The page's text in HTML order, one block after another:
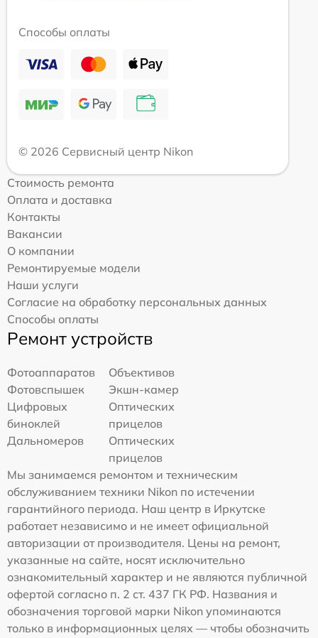
Способы оплаты
© 2026 Сервисный центр Nikon
Стоимость ремонта
Оплата и доставка
Контакты
Вакансии
О компании
Ремонтируемые модели
Наши услуги
Согласие на обработку персональных данных
Способы оплаты
Ремонт устройств
Фотоаппаратов
Объективов
Фотовспышек
Экшн-камер
Цифровых
биноклей
Оптических
прицелов
Дальномеров
Оптических
прицелов
Мы занимаемся ремонтом и техническим
обслуживанием техники Nikon по истечении
гарантийного периода. Наш центр в Иркутске
работает независимо и не имеет официальной
авторизации от производителя. Цены на ремонт,
указанные на сайте, носят исключительно
ознакомительный характер и не являются публичной
офертой согласно п. 2 ст. 437 ГК РФ. Названия и
обозначения торговой марки Nikon упоминаются
только в информационных целях — чтобы обозначить